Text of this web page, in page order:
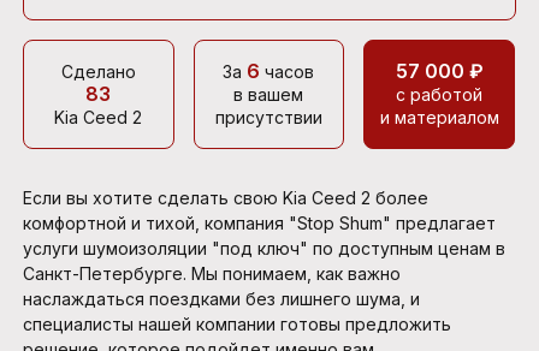
Сделано
83
Kia Ceed 2
За 6 часов
в вашем
присутствии
57 000 ₽
с работой
и материалом
Если вы хотите сделать свою Kia Ceed 2 более
комфортной и тихой, компания "Stop Shum" предлагает
услуги шумоизоляции "под ключ" по доступным ценам в
Санкт-Петербурге. Мы понимаем, как важно
наслаждаться поездками без лишнего шума, и
специалисты нашей компании готовы предложить